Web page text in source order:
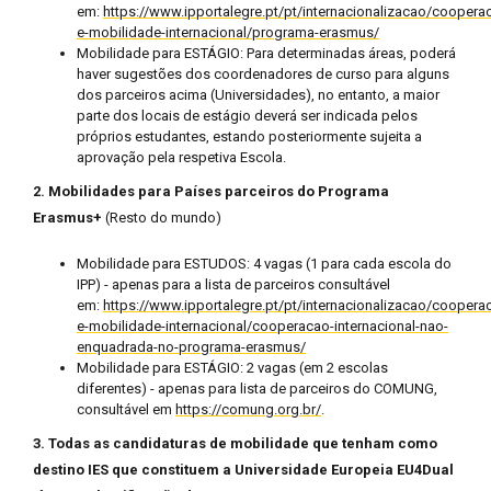
em: https://www.ipportalegre.pt/pt/internacionalizacao/
e-mobilidade-internacional/programa-erasmus/
Mobilidade para ESTÁGIO: Para determinadas áreas, poderá
haver sugestões dos coordenadores de curso para alguns
dos parceiros acima (Universidades), no entanto, a maior
parte dos locais de estágio deverá ser indicada pelos
próprios estudantes, estando posteriormente sujeita a
aprovação pela respetiva Escola.
2. Mobilidades para Países parceiros do Programa
Erasmus+ (Resto do mundo)
Mobilidade para ESTUDOS: 4 vagas (1 para cada escola do
IPP) - apenas para a lista de parceiros consultável
em: https://www.ipportalegre.pt/pt/internacionalizacao/
e-mobilidade-internacional/cooperacao-internacional-nao-
enquadrada-no-programa-erasmus/
Mobilidade para ESTÁGIO: 2 vagas (em 2 escolas
diferentes) - apenas para lista de parceiros do COMUNG,
consultável em https://comung.org.br/.
3. Todas as candidaturas de mobilidade que tenham como
destino IES que constituem a Universidade Europeia EU4Dual